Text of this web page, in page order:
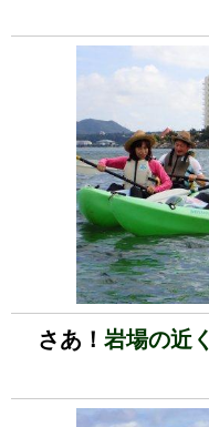
さあ！ 岩場の近く